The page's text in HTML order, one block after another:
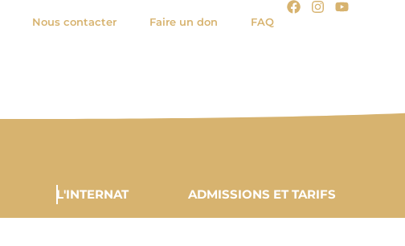
Nous contacter Faire un don FAQ
L'INTERNAT ADMISSIONS ET TARIFS